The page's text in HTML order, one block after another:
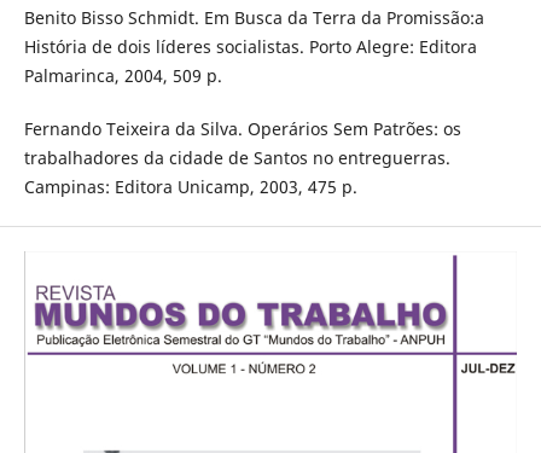
Benito Bisso Schmidt. Em Busca da Terra da Promissão:a
História de dois líderes socialistas. Porto Alegre: Editora
Palmarinca, 2004, 509 p.
Fernando Teixeira da Silva. Operários Sem Patrões: os
trabalhadores da cidade de Santos no entreguerras.
Campinas: Editora Unicamp, 2003, 475 p.